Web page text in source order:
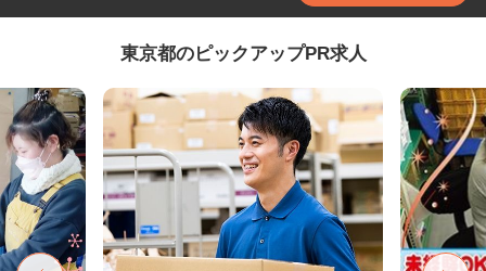
東京都のピックアップPR求人